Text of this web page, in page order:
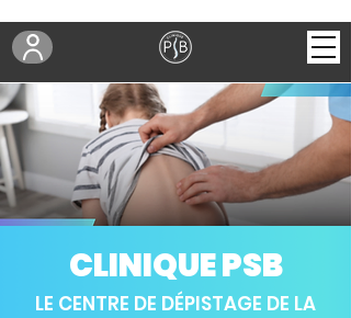
CLINIQUE PSB
LE CENTRE DE DÉPISTAGE DE LA